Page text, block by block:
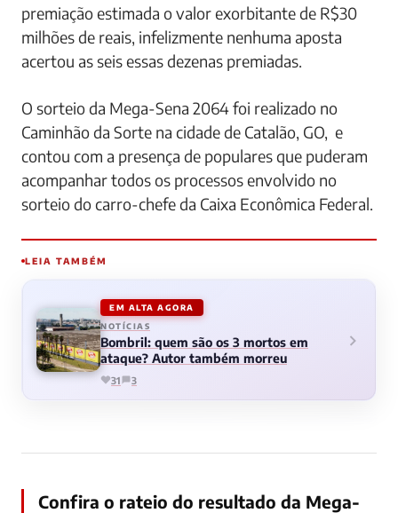
premiação estimada o valor exorbitante de R$30
milhões de reais, infelizmente nenhuma aposta
acertou as seis essas dezenas premiadas.
O sorteio da Mega-Sena 2064 foi realizado no
Caminhão da Sorte na cidade de Catalão, GO, e
contou com a presença de populares que puderam
acompanhar todos os processos envolvido no
sorteio do carro-chefe da Caixa Econômica Federal.
LEIA TAMBÉM
EM ALTA AGORA
NOTÍCIAS
Bombril: quem são os 3 mortos em
ataque? Autor também morreu
31 3
Confira o rateio do resultado da Mega-